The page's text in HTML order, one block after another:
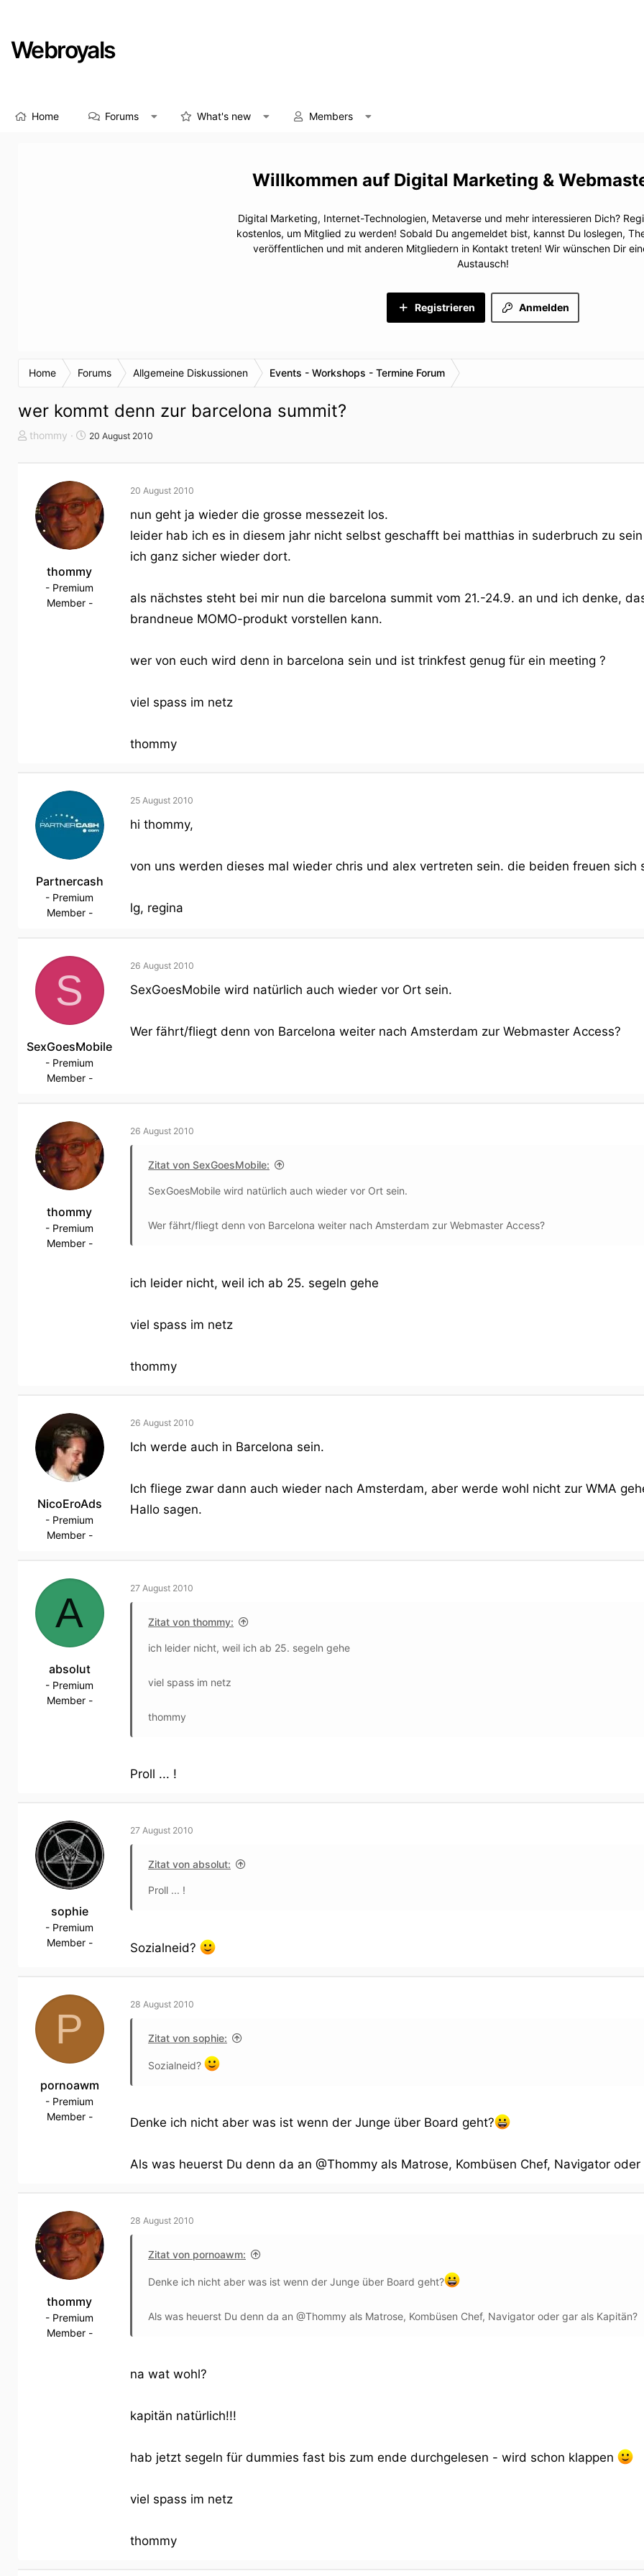
Webroyals
Home Forums What's new Members
Digital Marketing &
Digital Marketing, Internet-Technologien, Metaverse und mehr interessieren Dich?
kostenlos, um Mitglied zu werden! Sobald Du angemeldet bist, kannst Du loslegen,
veröffentlichen und mit anderen Mitgliedern in Kontakt treten! Wir wünschen Dir
Austausch!
Anmelden
Registrieren
Home Forums Allgemeine Diskussionen Events - Workshops - Termine Forum
wer kommt denn zur barcelona summit?
T
thommy
S
d
a
t
m
20 August 2010
thommy
- Premium
Member -
20 August 2010
nun geht ja wieder die grosse messezeit los.
leider hab ich es in diesem jahr nicht selbst geschafft bei matthias in suderbruch zu
ich ganz sicher wieder dort.
als nächstes steht bei mir nun die barcelona summit vom 21.-24.9. an und ich denke,
brandneue MOMO-produkt vorstellen kann.
wer von euch wird denn in barcelona sein und ist trinkfest genug für ein meeting ?
viel spass im netz
thommy
Partnercash
- Premium
Member -
25 August 2010
hi thommy,
von uns werden dieses mal wieder chris und alex vertreten sein. die beiden freuen sich
lg, regina
S
SexGoesMobile
- Premium
Member -
26 August 2010
SexGoesMobile wird natürlich auch wieder vor Ort sein.
Wer fährt/fliegt denn von Barcelona weiter nach Amsterdam zur Webmaster Access?
thommy
- Premium
Member -
26 August 2010
Zitat von SexGoesMobile:
SexGoesMobile wird natürlich auch wieder vor Ort sein.
Wer fährt/fliegt denn von Barcelona weiter nach Amsterdam zur Webmaster Access?
ich leider nicht, weil ich ab 25. segeln gehe
viel spass im netz
thommy
NicoEroAds
- Premium
Member -
26 August 2010
Ich werde auch in Barcelona sein.
Ich fliege zwar dann auch wieder nach Amsterdam, aber werde wohl nicht zur WMA
Hallo sagen.
A
absolut
- Premium
Member -
27 August 2010
Zitat von thommy:
ich leider nicht, weil ich ab 25. segeln gehe
viel spass im netz
thommy
Proll ... !
sophie
- Premium
Member -
27 August 2010
Zitat von absolut:
Proll ... !
Sozialneid?
P
pornoawm
- Premium
Member -
28 August 2010
Zitat von sophie:
Sozialneid?
Denke ich nicht aber was ist wenn der Junge über Board geht?
Als was heuerst Du denn da an @Thommy als Matrose, Kombüsen Chef, Navigator
thommy
- Premium
Member -
28 August 2010
Zitat von pornoawm:
Denke ich nicht aber was ist wenn der Junge über Board geht?
Als was heuerst Du denn da an @Thommy als Matrose, Kombüsen Chef, Navigator oder gar als Kapitän?
na wat wohl?
kapitän natürlich!!!
hab jetzt segeln für dummies fast bis zum ende durchgelesen - wird schon klappen
viel spass im netz
thommy